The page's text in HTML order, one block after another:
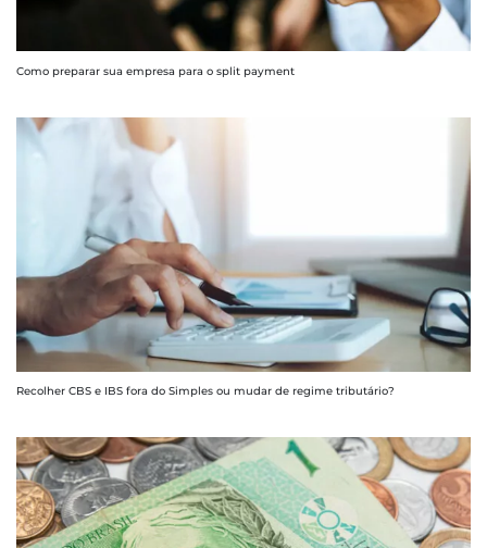
Como preparar sua empresa para o split payment
Recolher CBS e IBS fora do Simples ou mudar de regime tributário?